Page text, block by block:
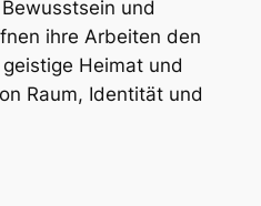
und
ihre Arbeiten den
Heimat und
Raum, Identität und